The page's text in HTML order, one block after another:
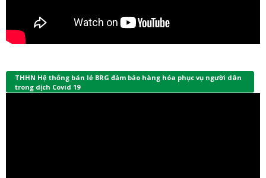
THHN Hệ thống bán lẻ BRG đảm bảo hàng hóa phục vụ người dân
trong dịch Covid 19